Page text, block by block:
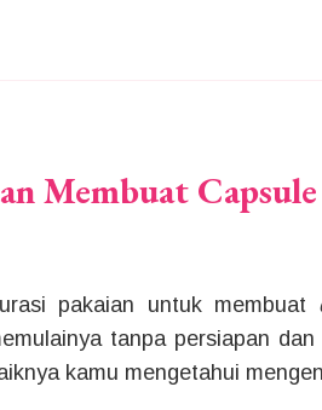
Membuat
pakaian untuk membuat
tanpa persiapan
kamu mengetahui